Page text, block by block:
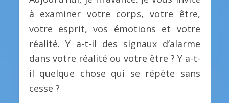
à examiner votre corps, votre être,
votre esprit, vos émotions et votre
réalité. Y a-t-il des signaux d’alarme
dans votre réalité ou votre être ? Y a-t-
il quelque chose qui se répète sans
cesse ?